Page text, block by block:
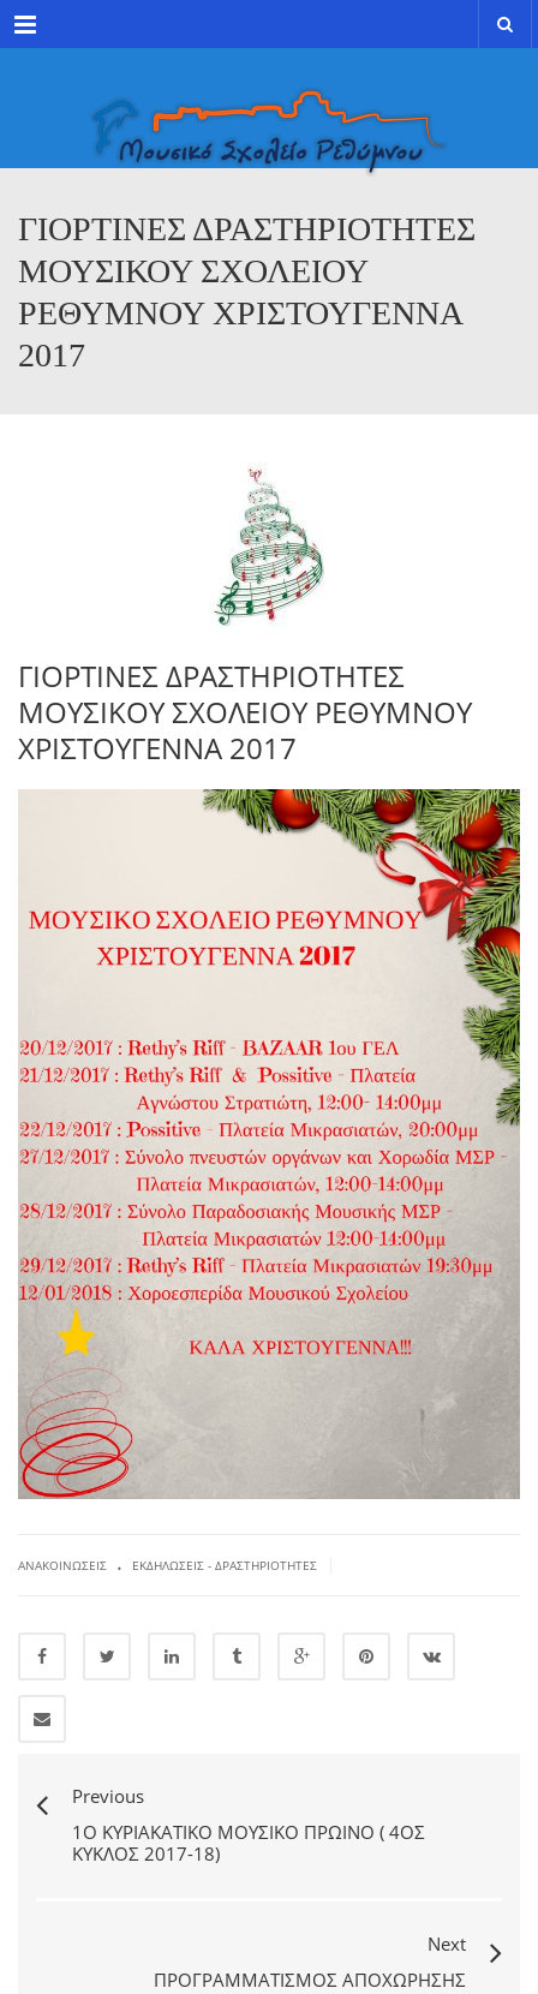
Menu
ΓΙΟΡΤΙΝΕΣ ΔΡΑΣΤΗΡΙΟΤΗΤΕΣ
ΜΟΥΣΙΚΟΥ ΣΧΟΛΕΙΟΥ
ΡΕΘΥΜΝΟΥ ΧΡΙΣΤΟΥΓΕΝΝΑ
2017
ΓΙΟΡΤΙΝΕΣ ΔΡΑΣΤΗΡΙΟΤΗΤΕΣ
ΜΟΥΣΙΚΟΥ ΣΧΟΛΕΙΟΥ ΡΕΘΥΜΝΟΥ
ΧΡΙΣΤΟΥΓΕΝΝΑ 2017
ΑΝΑΚΟΙΝΏΣΕΙΣ . ΕΚΔΗΛΏΣΕΙΣ - ΔΡΑΣΤΗΡΙΌΤΗΤΕΣ
Previous
1Ο ΚΥΡΙΑΚΑΤΙΚΟ ΜΟΥΣΙΚO ΠΡΩΙΝΟ ( 4ΟΣ
ΚΥΚΛΟΣ 2017-18)
Next
ΠΡΟΓΡΑΜΜΑΤΙΣΜΟΣ ΑΠΟΧΩΡΗΣΗΣ